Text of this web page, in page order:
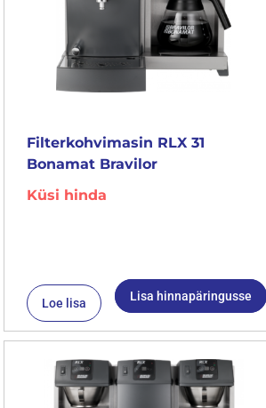
Filterkohvimasin RLX 31
Bonamat Bravilor
Küsi hinda
Loe lisa Lisa hinnapäringusse